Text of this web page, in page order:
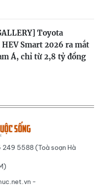
Toyota
Smart 2026 ra mắt
Á, chỉ từ 2,8 tỷ đồng
5588 (Toà soạn Hà
-